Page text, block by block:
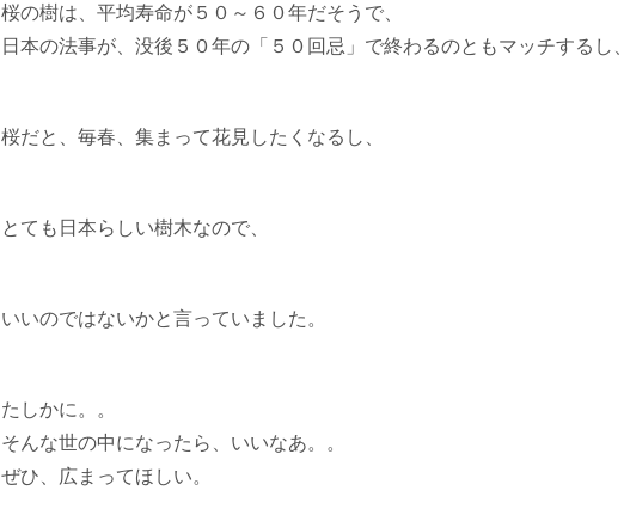
桜の樹は、平均寿命が５０～６０年だそうで、
日本の法事が、没後５０年の「５０回忌」で終わるのともマッチするし、
桜だと、毎春、集まって花見したくなるし、
とても日本らしい樹木なので、
いいのではないかと言っていました。
たしかに。。
そんな世の中になったら、いいなあ。。
ぜひ、広まってほしい。